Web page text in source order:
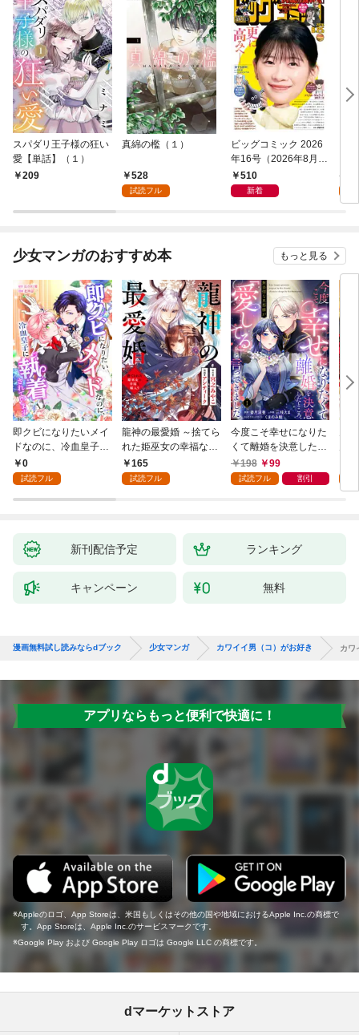
スパダリ王子様の狂い
愛【単話】（１）
209
真綿の檻（１）
528
試読フル
ビッグコミック 2026
年16号（2026年8月7
日発売）
510
新着
少女マンガのおすすめ本 もっと見る
即クビになりたいメイ
ドなのに、冷血皇子に
執着されています第1
話
0
試読フル
龍神の最愛婚 ～捨てら
れた姫巫女の幸福な嫁
入り～: 1
165
試読フル
今度こそ幸せになりた
くて離婚を決意したと
ころ、無表情な旦那様
が「愛してる」と言っ
198 99
試読フル 割引
新刊配信予定 ランキング
キャンペーン 無料
漫画無料試し読みならdブック 少女マンガ カワイイ男（コ）がお好き カワ
アプリならもっと便利で快適に！
Appleのロゴ、App Storeは、米国もしくはその他の国や地域におけるApple Inc.の商標で
す。App Storeは、Apple Inc.のサービスマークです。
Google Play および Google Play ロゴは Google LLC の商標です。
dマーケットストア